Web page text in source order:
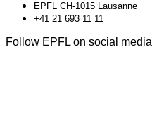
EPFL CH-1015 Lausanne
+41 21 693 11 11
Follow EPFL on social media